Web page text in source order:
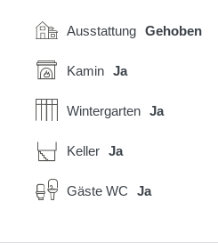
Ausstattung Gehoben
Kamin Ja
Wintergarten Ja
Keller Ja
Gäste WC Ja